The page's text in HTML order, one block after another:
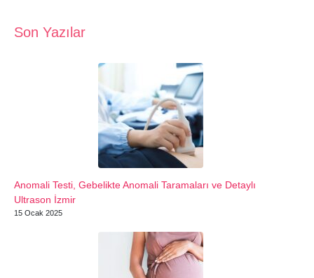
Son Yazılar
Anomali Testi, Gebelikte Anomali Taramaları ve Detaylı
Ultrason İzmir
15 Ocak 2025